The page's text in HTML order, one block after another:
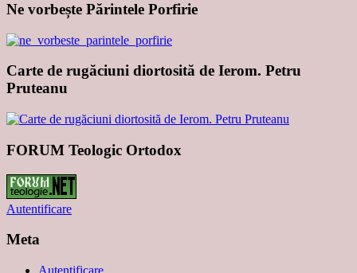
Ne vorbește Părintele Porfirie
Carte de rugăciuni diortosită de Ierom. Petru
Pruteanu
FORUM Teologic Ortodox
Autentificare
Meta
Autentificare